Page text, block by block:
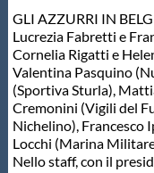
GLI AZZURRI IN
Lucrezia Fabretti e
Cornelia Rigatti e
Valentina Pasquino
(Sportiva Sturla),
Cremonini (Vigili del
Nichelino), Francesco
Locchi (Marina
Nello staff, con il